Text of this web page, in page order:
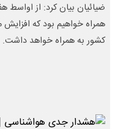
ضیائیان بیان کرد: از اواسط
همراه خواهیم بود که
کشور به همراه خواهد داشت.